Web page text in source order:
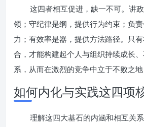
这四者相互促进，缺一不可。讲
领；守纪律是纲，提供行为约束；负
力；有效率是器，提供方法路径。只
合，才能构建起个人与组织持续成长
系，从而在激烈的竞争中立于不败之地
如何内化与实践这四项
理解这四大基石的内涵和相互关